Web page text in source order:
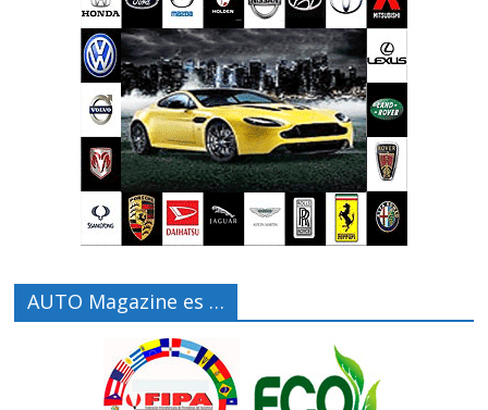
AUTO Magazine es …